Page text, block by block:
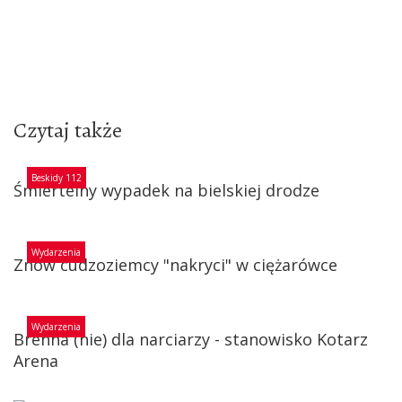
Czytaj także
Beskidy 112
Śmiertelny wypadek na bielskiej drodze
Wydarzenia
Znów cudzoziemcy "nakryci" w ciężarówce
Wydarzenia
Brenna (nie) dla narciarzy - stanowisko Kotarz
Arena